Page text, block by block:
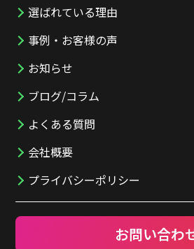
選ばれている理由
事例・お客様の声
お知らせ
ブログ/コラム
よくある質問
会社概要
プライバシーポリシー
お問い合わ